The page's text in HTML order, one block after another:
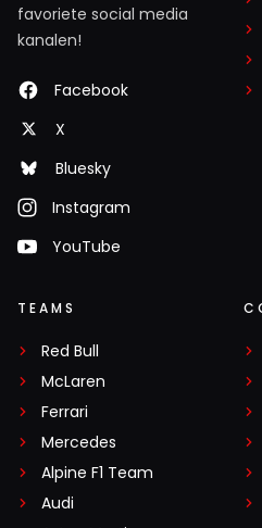
favoriete social media
kanalen!
Facebook
X
Bluesky
Instagram
YouTube
TEAMS
Red Bull
McLaren
Ferrari
Mercedes
Alpine F1 Team
Audi